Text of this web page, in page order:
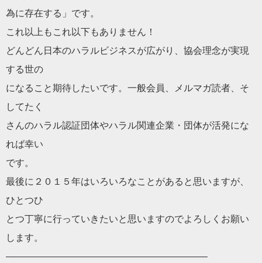
為に存在する」です。
これ以上もこれ以下もありません！
どんどん日本のハラルビジネスが広がり、 協会理念が実現
する世の
になること期待したいです。一般会 員、メルマガ読者、そ
してたく
さんのハラル認証団体やハラル関連企業・団体が活発にな
れば幸い
です。
最後に２０１５年はいろいろなことがあると思いますが、
ひとつひ
とつ丁寧に行っていきたいと思いますのでよろしくお願い
します。
—————————————————————–